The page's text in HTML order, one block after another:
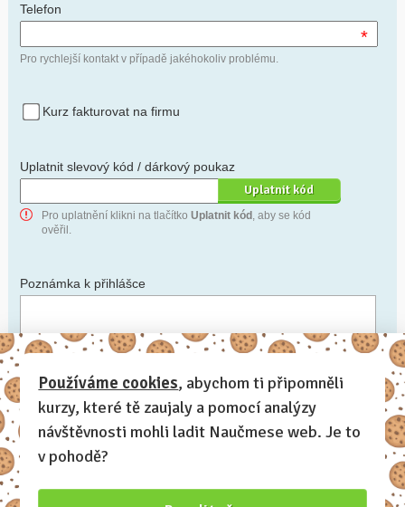
Telefon
*
Pro rychlejší kontakt v případě jakéhokoliv problému.
Kurz fakturovat na firmu
Uplatnit slevový kód / dárkový poukaz
Pro uplatnění klikni na tlačítko Uplatnit kód , aby se kód
ověřil.
Poznámka k přihlášce
Chceš-li se na cokoli zeptat, nebo ke své přihlášce poznamenat.
Anonymní profil – odesláním přihlášky se automaticky
vytvoří tvůj profil na Naučmese. Zatrhni tuto volbu a profil
bude skrytý.
Chci dostávat Naučmese newsletter
Používáme cookies, abychom ti připomněli
kurzy, které tě zaujaly a pomocí analýzy
návštěvnosti mohli ladit Naučmese web. Je to
v pohodě?